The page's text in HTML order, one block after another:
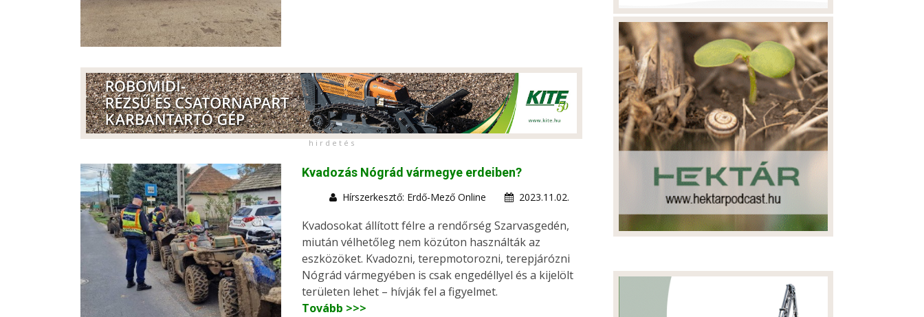
h i r d e t é s
Kvadozás Nógrád vármegye erdeiben?
Hírszerkesztő: Erdő-Mező Online 2023.11.02.
Kvadosokat állított félre a rendőrség Szarvasgedén,
miután vélhetőleg nem közúton használták az
eszközöket. Kvadozni, terepmotorozni, terepjárózni
Nógrád vármegyében is csak engedéllyel és a kijelölt
területen lehet – hívják fel a figyelmet.
Tovább >>>